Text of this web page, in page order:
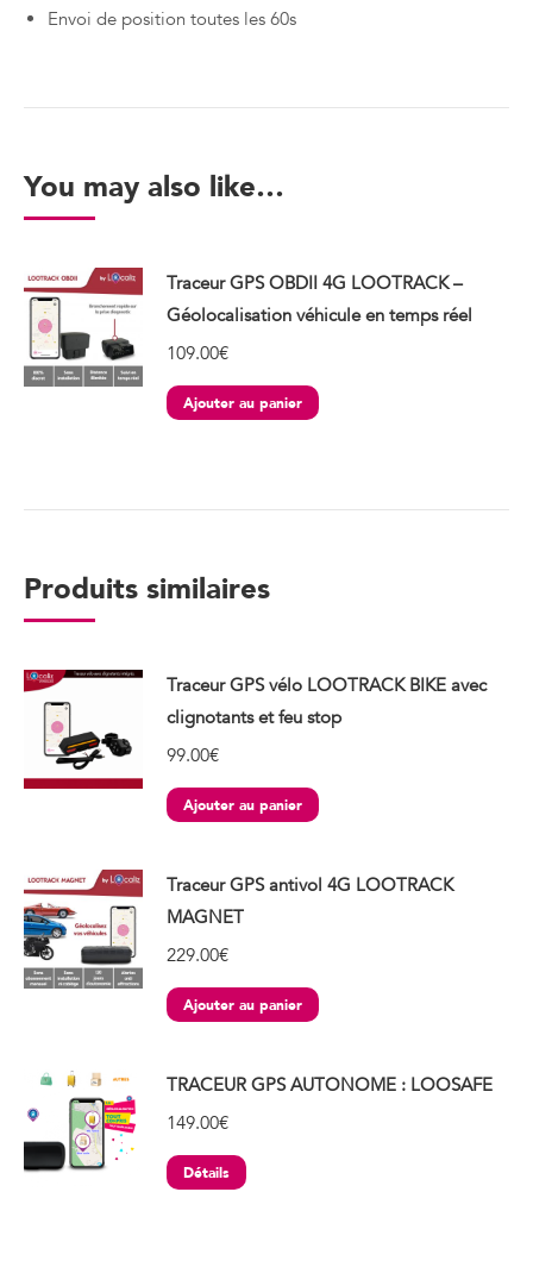
Envoi de position toutes les 60s
You may also like…
Traceur GPS OBDII 4G LOOTRACK –
Géolocalisation véhicule en temps réel
109.00€
Ajouter au panier
Produits similaires
Traceur GPS vélo LOOTRACK BIKE avec
clignotants et feu stop
99.00€
Ajouter au panier
Traceur GPS antivol 4G LOOTRACK
MAGNET
229.00€
Ajouter au panier
TRACEUR GPS AUTONOME : LOOSAFE
149.00€
Détails